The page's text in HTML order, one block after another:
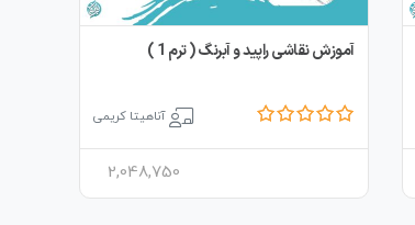
آموزش نقاشی راپید و آبرنگ ( ترم 1 )
آناهیتا کریمی
2,048,750